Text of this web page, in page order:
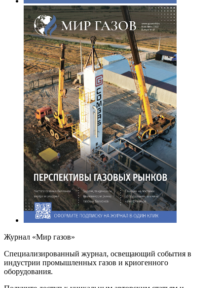
Журнал «Мир газов»
Cпециализированный журнал, освещающий события в
индустрии промышленных газов и криогенного
оборудования.